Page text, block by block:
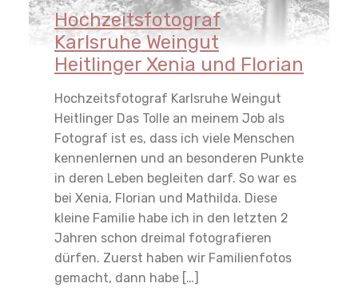
Hochzeitsfotograf
Karlsruhe Weingut
Heitlinger Xenia und Florian
Hochzeitsfotograf Karlsruhe Weingut
Heitlinger Das Tolle an meinem Job als
Fotograf ist es, dass ich viele Menschen
kennenlernen und an besonderen Punkte
in deren Leben begleiten darf. So war es
bei Xenia, Florian und Mathilda. Diese
kleine Familie habe ich in den letzten 2
Jahren schon dreimal fotografieren
dürfen. Zuerst haben wir Familienfotos
gemacht, dann habe […]